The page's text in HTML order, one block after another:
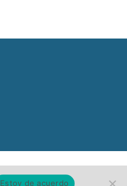
Estoy de acuerdo